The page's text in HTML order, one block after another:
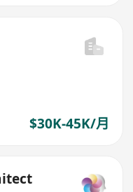
$30K-45K/月